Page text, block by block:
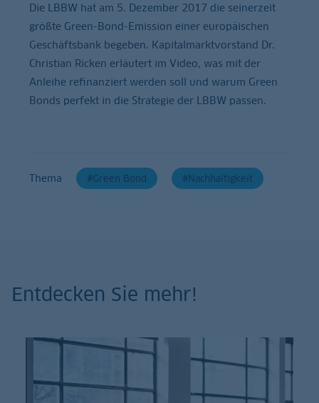
Die LBBW hat am 5. Dezember 2017 die seinerzeit
größte Green-Bond-Emission einer europäischen
Geschäftsbank begeben. Kapitalmarktvorstand Dr.
Christian Ricken erläutert im Video, was mit der
Anleihe refinanziert werden soll und warum Green
Bonds perfekt in die Strategie der LBBW passen.
Thema Green Bond Nachhaltigkeit
Entdecken Sie mehr!